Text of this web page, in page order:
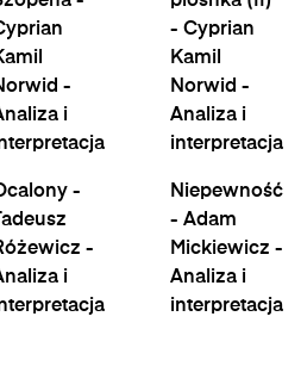
-
i
-
Tadeusz
-
i
- Cyprian
Kamil
Norwid -
Analiza i
interpretacja
Niepewność
- Adam
Mickiewicz -
Analiza i
interpretacja